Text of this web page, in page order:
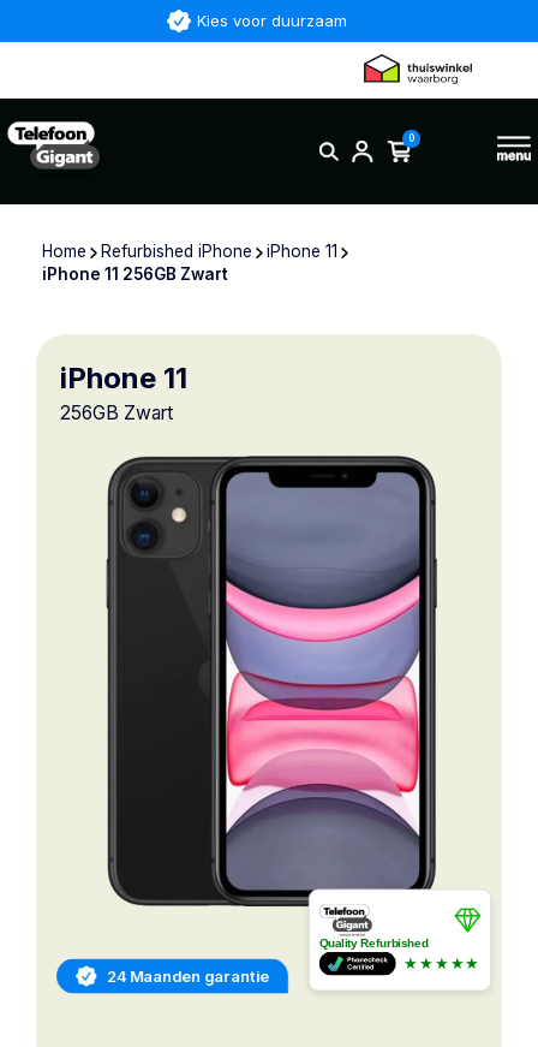
Kies voor duurzaam
0
Home Refurbished iPhone
iPhone 11
iPhone 11 256GB Zwart
24 Maanden garantie
iPhone 11
256GB Zwart
Quality Refurbished
★★★★★